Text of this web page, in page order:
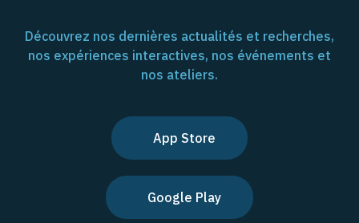
Découvrez nos dernières actualités et recherches,
nos expériences interactives, nos événements et
nos ateliers.
App Store
Google Play